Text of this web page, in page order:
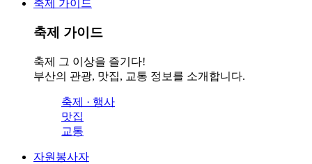
축제 가이드
축제 가이드
축제 그 이상을 즐기다!
부산의 관광, 맛집, 교통 정보를 소개합니다.
축제 · 행사
맛집
교통
자원봉사자